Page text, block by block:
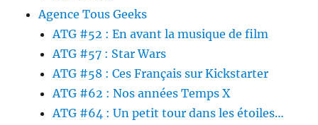
Agence Tous Geeks
ATG #52 : En avant la musique de film
ATG #57 : Star Wars
ATG #58 : Ces Français sur Kickstarter
ATG #62 : Nos années Temps X
ATG #64 : Un petit tour dans les étoiles…